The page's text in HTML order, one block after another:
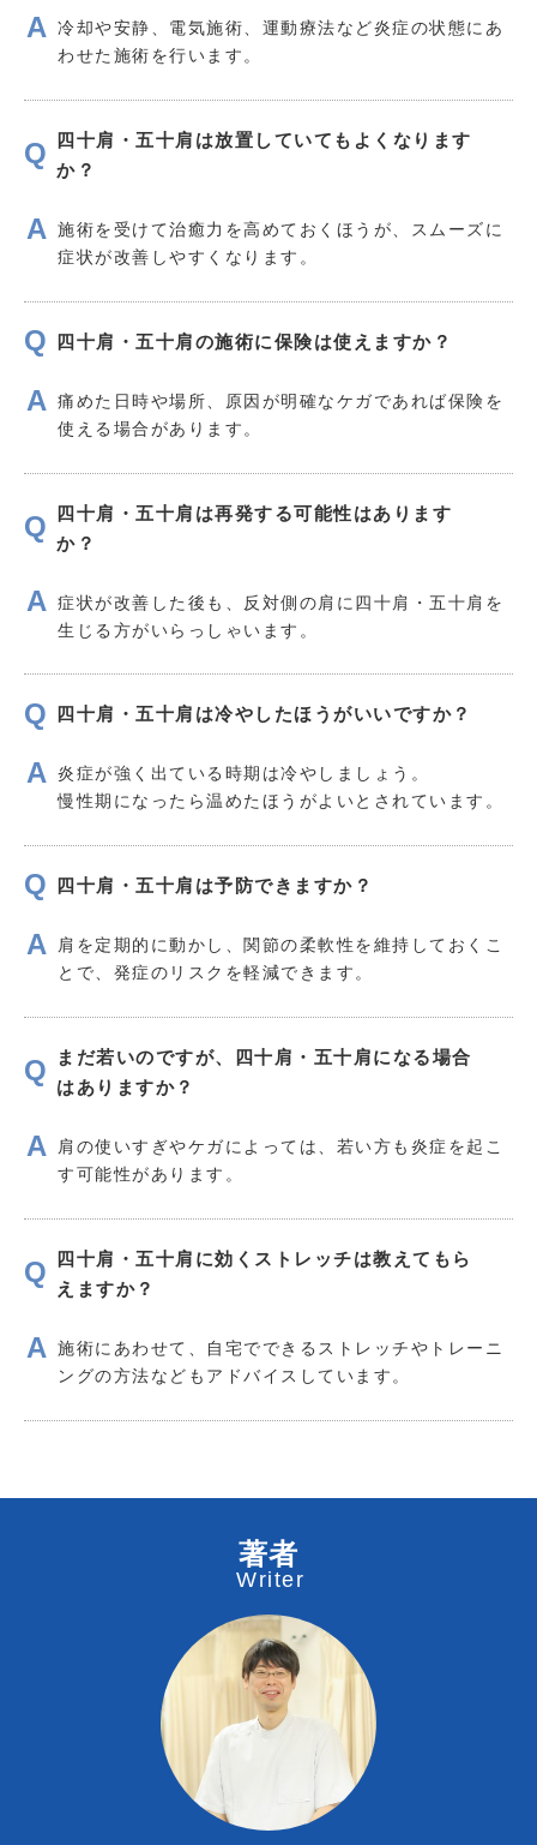
冷却や安静、電気施術、運動療法など炎症の状態にあ
わせた施術を行います。
四十肩・五十肩は放置していてもよくなります
か？
施術を受けて治癒力を高めておくほうが、スムーズに
症状が改善しやすくなります。
四十肩・五十肩の施術に保険は使えますか？
痛めた日時や場所、原因が明確なケガであれば保険を
使える場合があります。
四十肩・五十肩は再発する可能性はあります
か？
症状が改善した後も、反対側の肩に四十肩・五十肩を
生じる方がいらっしゃいます。
四十肩・五十肩は冷やしたほうがいいですか？
炎症が強く出ている時期は冷やしましょう。
慢性期になったら温めたほうがよいとされています。
四十肩・五十肩は予防できますか？
肩を定期的に動かし、関節の柔軟性を維持しておくこ
とで、発症のリスクを軽減できます。
まだ若いのですが、四十肩・五十肩になる場合
はありますか？
肩の使いすぎやケガによっては、若い方も炎症を起こ
す可能性があります。
四十肩・五十肩に効くストレッチは教えてもら
えますか？
施術にあわせて、自宅でできるストレッチやトレーニ
ングの方法などもアドバイスしています。
著者
Writer